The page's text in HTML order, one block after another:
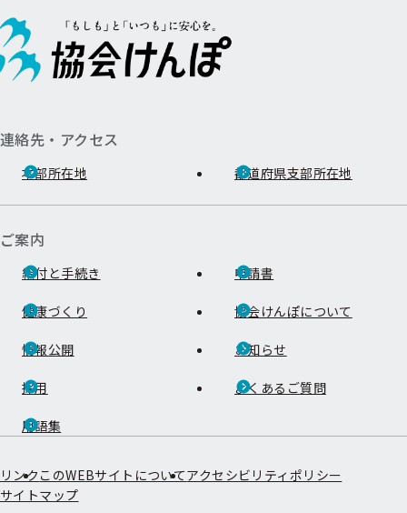
連絡先・アクセス
本部所在地 都道府県支部所在地
ご案内
給付と手続き 申請書
健康づくり 協会けんぽについて
情報公開 お知らせ
採用 よくあるご質問
用語集
リンク このWEBサイトについてアクセシビリティポリシー
サイトマップ